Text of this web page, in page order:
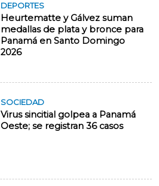
DEPORTES
Heurtematte y Gálvez suman
medallas de plata y bronce para
Panamá en Santo Domingo
2026
SOCIEDAD
Virus sincitial golpea a Panamá
Oeste; se registran 36 casos